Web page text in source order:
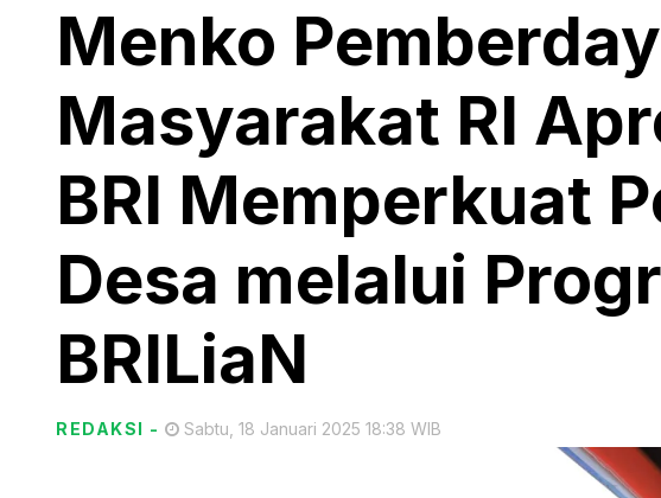
Menko
Masyarakat RI
BRI Memperkuat
Desa melalui
BRILiaN
REDAKSI - Sabtu, 18 Januari 2025 18:38 WIB